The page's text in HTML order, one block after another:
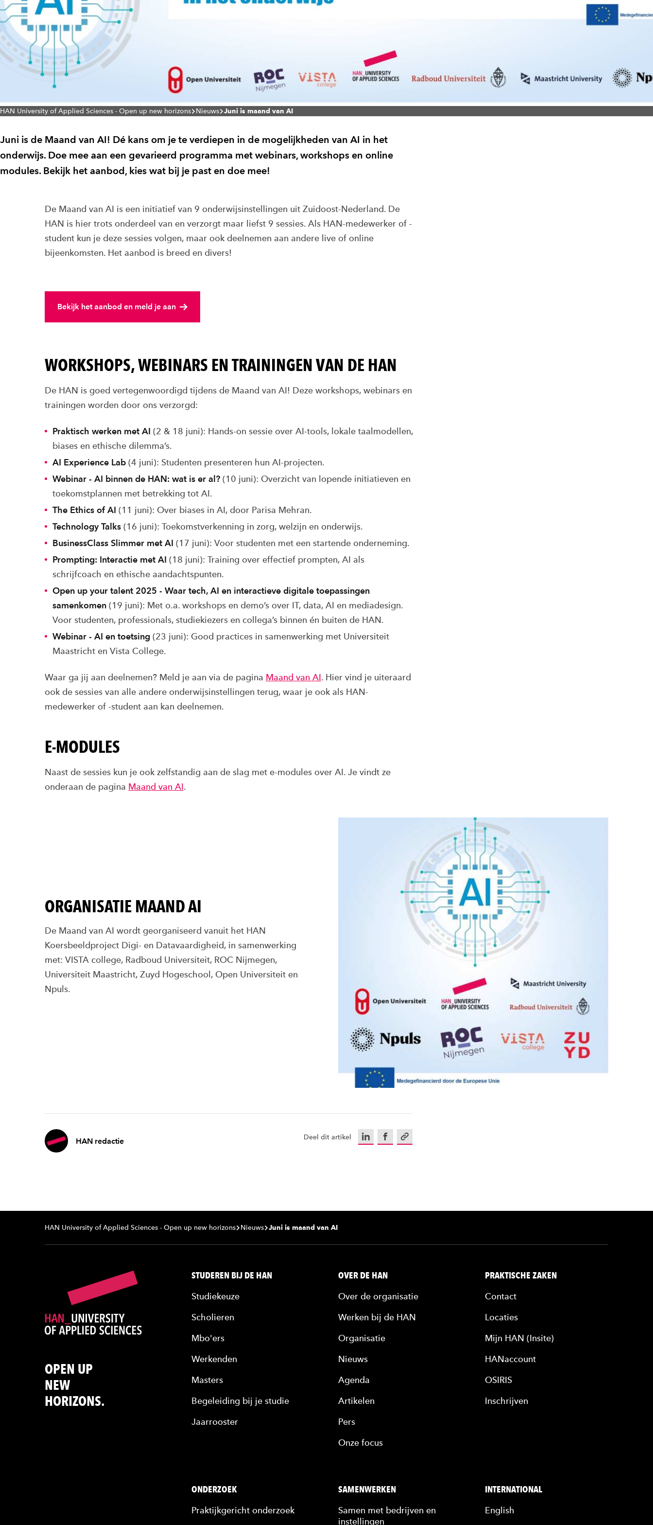
HAN University of Applied Sciences - Open up new horizons Nieuws Juni is maand van AI
Juni is de Maand van AI! Dé kans om je te verdiepen in de mogelijkheden van AI in het
onderwijs. Doe mee aan een gevarieerd programma met webinars, workshops en online
modules. Bekijk het aanbod, kies wat bij je past en doe mee!
De Maand van AI is een initiatief van 9 onderwijsinstellingen uit Zuidoost-Nederland. De
HAN is hier trots onderdeel van en verzorgt maar liefst 9 sessies. Als HAN-medewerker of -
student kun je deze sessies volgen, maar ook deelnemen aan andere live of online
bijeenkomsten. Het aanbod is breed en divers!
Bekijk het aanbod en meld je aan
WORKSHOPS, WEBINARS EN TRAININGEN VAN DE HAN
De HAN is goed vertegenwoordigd tijdens de Maand van AI! Deze workshops, webinars en
trainingen worden door ons verzorgd:
Praktisch werken met AI (2 & 18 juni): Hands-on sessie over AI-tools, lokale taalmodellen,
biases en ethische dilemma’s.
AI Experience Lab (4 juni): Studenten presenteren hun AI-projecten.
Webinar - AI binnen de HAN: wat is er al? (10 juni): Overzicht van lopende initiatieven en
toekomstplannen met betrekking tot AI.
The Ethics of AI (11 juni): Over biases in AI, door Parisa Mehran.
Technology Talks (16 juni): Toekomstverkenning in zorg, welzijn en onderwijs.
BusinessClass Slimmer met AI (17 juni): Voor studenten met een startende onderneming.
Prompting: Interactie met AI (18 juni): Training over effectief prompten, AI als
schrijfcoach en ethische aandachtspunten.
Open up your talent 2025 - Waar tech, AI en interactieve digitale toepassingen
samenkomen (19 juni): Met o.a. workshops en demo’s over IT, data, AI en mediadesign.
Voor studenten, professionals, studiekiezers en collega’s binnen én buiten de HAN.
Webinar - AI en toetsing (23 juni): Good practices in samenwerking met Universiteit
Maastricht en Vista College.
Waar ga jij aan deelnemen? Meld je aan via de pagina Maand van AI. Hier vind je uiteraard
ook de sessies van alle andere onderwijsinstellingen terug, waar je ook als HAN-
medewerker of -student aan kan deelnemen.
E-MODULES
Naast de sessies kun je ook zelfstandig aan de slag met e-modules over AI. Je vindt ze
onderaan de pagina Maand van AI.
ORGANISATIE MAAND AI
De Maand van AI wordt georganiseerd vanuit het HAN
Koersbeeldproject Digi- en Datavaardigheid, in samenwerking
met: VISTA college, Radboud Universiteit, ROC Nijmegen,
Universiteit Maastricht, Zuyd Hogeschool, Open Universiteit en
Npuls.
HAN redactie Deel dit artikel LinkedInFacebookKopieer url
HAN University of Applied Sciences - Open up new horizons Nieuws Juni is maand van AI
OPEN UP
NEW
HORIZONS.
STUDEREN BIJ DE HAN
Studiekeuze
Scholieren
Mbo'ers
Werkenden
Masters
Begeleiding bij je studie
Jaarrooster
OVER DE HAN
Over de organisatie
Werken bij de HAN
Organisatie
Nieuws
Agenda
Artikelen
Pers
Onze focus
PRAKTISCHE ZAKEN
Contact
Locaties
Mijn HAN (Insite)
HANaccount
OSIRIS
Inschrijven
ONDERZOEK
Praktijkgericht onderzoek
SAMENWERKEN
Samen met bedrijven en
instellingen
INTERNATIONAL
English